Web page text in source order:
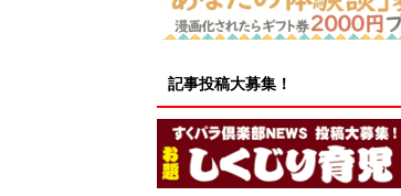
記事投稿大募集！